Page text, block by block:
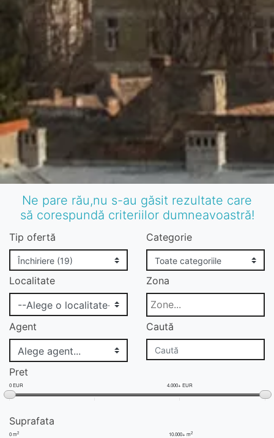
Ne pare rău,nu s-au găsit rezultate care
să corespundă criteriilor dumneavoastră!
Tip ofertă Categorie
Localitate Zona
Agent Caută
Pret
0 EUR 4.000+ EUR
Suprafata
0 m2 10.000+ m2